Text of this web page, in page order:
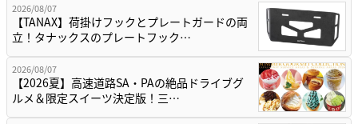
2026/08/07
【TANAX】荷掛けフックとプレートガードの両
立！タナックスのプレートフック…
2026/08/07
【2026夏】高速道路SA・PAの絶品ドライブグ
ルメ＆限定スイーツ決定版！三…